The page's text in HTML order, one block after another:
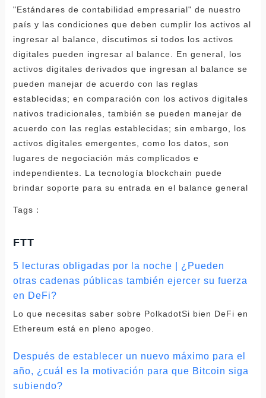
Tags：
FTT
5 lecturas obligadas por la noche | ¿Pueden
otras cadenas públicas también ejercer su fuerza
en DeFi?
Lo que necesitas saber sobre PolkadotSi bien DeFi en
Ethereum está en pleno apogeo.
Después de establecer un nuevo máximo para el
año, ¿cuál es la motivación para que Bitcoin siga
subiendo?